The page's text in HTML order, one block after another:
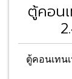
ตู้คอน
ตู้คอนเทน